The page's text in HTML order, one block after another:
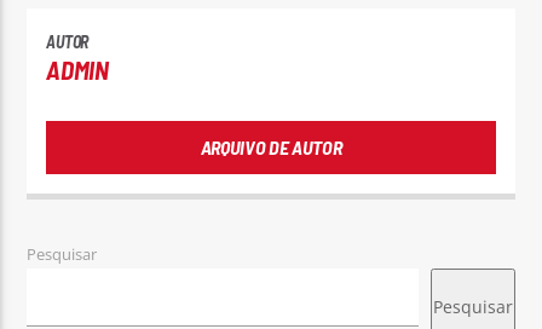
AUTOR
ADMIN
ARQUIVO DE AUTOR
Pesquisar
Pesquisar